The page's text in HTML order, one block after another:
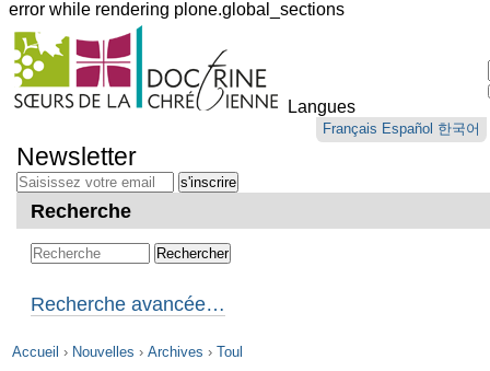
error while rendering plone.global_sections
Outils
personnels
Langues
Français Español 한국어
au
contenu.
Aller
navigation
Newsletter
Recherche
Recherche avancée…
Accueil › Nouvelles › Archives › Toul